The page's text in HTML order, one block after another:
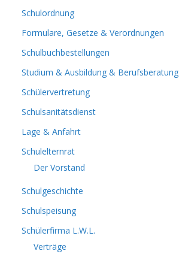
Schulordnung
Formulare, Gesetze & Verordnungen
Schulbuchbestellungen
Studium & Ausbildung & Berufsberatung
Schülervertretung
Schulsanitätsdienst
Lage & Anfahrt
Schulelternrat
Der Vorstand
Schulgeschichte
Schulspeisung
Schülerfirma L.W.L.
Verträge